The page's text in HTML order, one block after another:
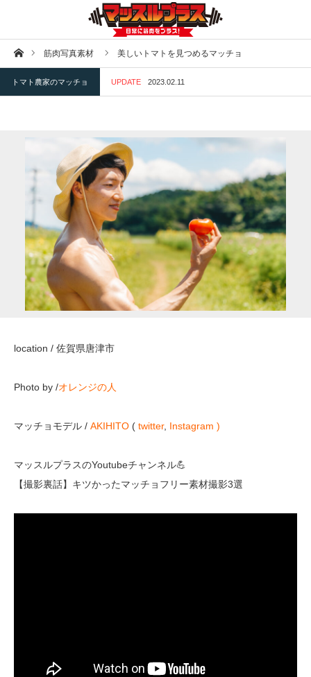
ホーム筋肉写真素材 美しいトマトを見つめるマッチョ
トマト農家のマッチョ UPDATE 2023.02.11
location / 佐賀県唐津市
Photo by /オレンジの人
マッチョモデル / AKIHITO ( twitter, Instagram )
マッスルプラスのYoutubeチャンネル💪
【撮影裏話】キツかったマッチョフリー素材撮影3選